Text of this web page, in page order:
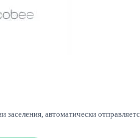
автоматически